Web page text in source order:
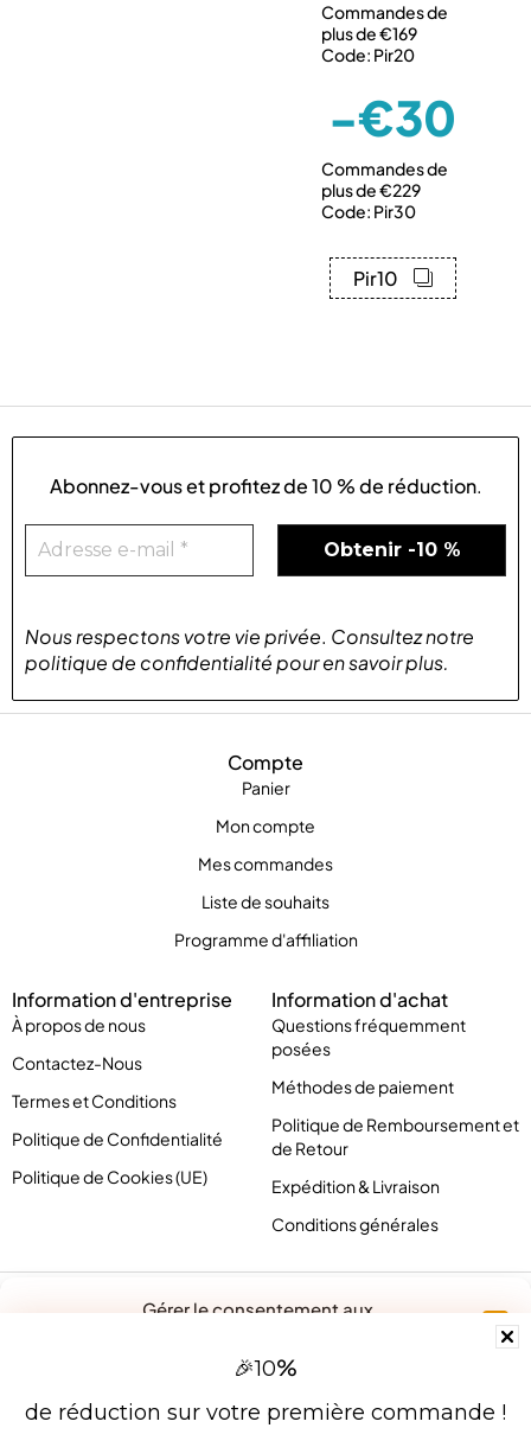
Gérer le consentement aux
telles que les cookies pour stocker et/ou accéder aux informations des
appareils. Le fait de consentir à ces technologies nous permettra de
🎉10%
de réduction sur votre première commande !
Commandes de
plus de €169
Code: Pir20
-€30
Commandes de
plus de €229
Code: Pir30
Pir10
Compte
Panier
Mon compte
Mes commandes
Liste de souhaits
Programme d'affiliation
Information d'entreprise
À propos de nous
Contactez-Nous
Termes et Conditions
Politique de Confidentialité
Politique de Cookies (UE)
Information d'achat
Questions fréquemment
posées
Méthodes de paiement
Politique de Remboursement et
de Retour
Expédition & Livraison
Conditions générales
Abonnez-vous et profitez de10 % de réduction.
Nous respectons votre vie privée. Consultez notre
politique de confidentialitépouren savoir plus.